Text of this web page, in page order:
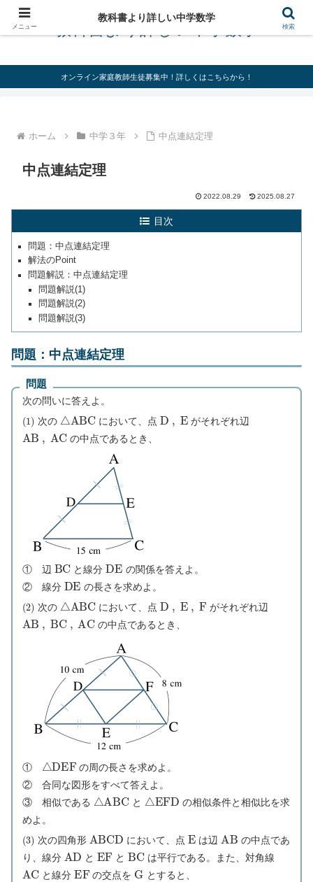
教科書より詳しい中学数学
オンライン家庭教師生徒募集中！詳しくはこちらから！
ホーム 中学３年 中点連結定理
中点連結定理
2022.08.29 2025.08.27
目次
問題：中点連結定理
解法のPoint
問題解説：中点連結定理
問題解説(1)
問題解説(2)
問題解説(3)
問題：中点連結定理
問題
次の問いに答えよ。
(1) 次の △ ABC において、点 D E がそれぞれ辺
A B AC の中点であるとき、
① 辺 BC と線分DE の関係を答えよ。
② 線分 DE の長さを求めよ。
( 2 次の △ AB C において、点D E F がそれぞれ辺
A B BC AC の中点であるとき、
① △DEFの周の長さを求めよ。
② 合同な図形をすべて答えよ。
③ 相似である
△ ABCと △EFD の相似条件と相似比を求
めよ。
(3) 次の四角形 A BCD において、点 E は辺 A B の中点であ
り、線分 A D と EF と BC は平行である。また、対角線
A C と線分 EFの交点を G とすると、
メニュー
教科書より詳しい中学数学
検索